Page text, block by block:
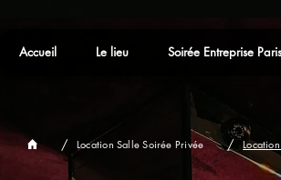
Accueil Le lieu Soirée Entreprise Paris
/ Location Salle Soirée Privée /